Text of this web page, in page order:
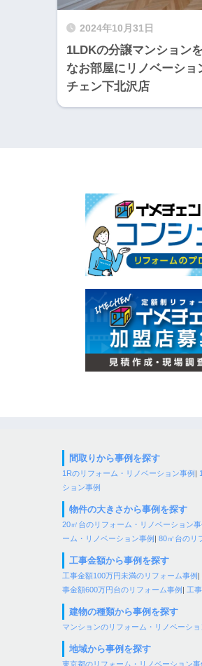
2024年10月31日
1LDKの分譲マンション
なお部屋にリノベーショ
チェン下北沢店
間取りから事例を探す
1Rのリフォーム・リノベーション事例
ション事例
物件の大きさから事例を探す
20㎡台のリフォーム・リノベーション事
ーム・リノベーション事例
80㎡台のリ
工事金額から事例を探す
工事金額100万円未満のリフォーム事例
事金額600万円台のリフォーム事例
工
建物の種類から事例を探す
マンションのリフォーム・リノベーショ
地域から事例を探す
東京都のリフォーム・リノベーション事